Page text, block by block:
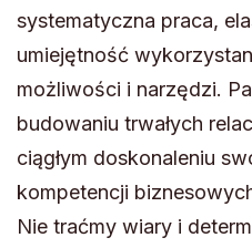
systematyczna praca,
umiejętność
możliwości i narzędzi.
budowaniu trwałych
ciągłym doskonaleniu
kompetencji
Nie traćmy wiary i